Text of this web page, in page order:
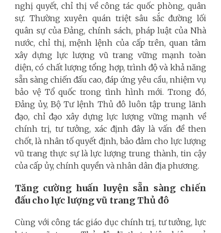
nghị quyết, chỉ thị về công tác quốc phòng, quân
sự. Thường xuyên quán triệt sâu sắc đường lối
quân sự của Đảng, chính sách, pháp luật của Nhà
nước, chỉ thị, mệnh lệnh của cấp trên, quan tâm
xây dựng lực lượng vũ trang vững mạnh toàn
diện, có chất lượng tổng hợp, trình độ và khả năng
sẵn sàng chiến đấu cao, đáp ứng yêu cầu, nhiệm vụ
bảo vệ Tổ quốc trong tình hình mới. Trong đó,
Đảng ủy, Bộ Tư lệnh Thủ đô luôn tập trung lãnh
đạo, chỉ đạo xây dựng lực lượng vững mạnh về
chính trị, tư tưởng, xác định đây là vấn đề then
chốt, là nhân tố quyết định, bảo đảm cho lực lượng
vũ trang thực sự là lực lượng trung thành, tin cậy
của cấp ủy, chính quyền và nhân dân địa phương.
Tăng cường huấn luyện sẵn sàng chiến
đấu cho lực lượng vũ trang Thủ đô
Cùng với công tác giáo dục chính trị, tư tưởng, lực